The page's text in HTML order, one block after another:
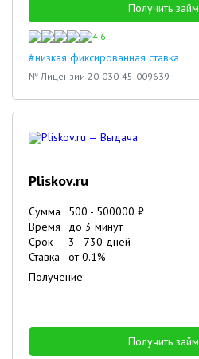
Получить займ
4.6
#низкая фиксированная ставка
№ Лицензии 20-030-45-009639
Pliskov.ru
Сумма 500 - 500000 ₽
Время
до 3 минут
Срок
3 - 730 дней
Ставка
от0.1%
Получение:
Получить займ